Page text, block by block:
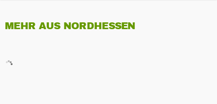
MEHR AUS NORDHESSEN